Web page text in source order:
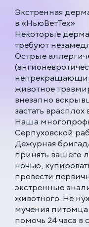
Экстренная
в «НьюВетТех»
Некоторые
требуют
Острые
животное
внезапно
застать
Наша
Серпуховской
Дежурная
принять вашего
ночью,
провести
экстренные
животного. Не
мучения
помочь 24 часа в